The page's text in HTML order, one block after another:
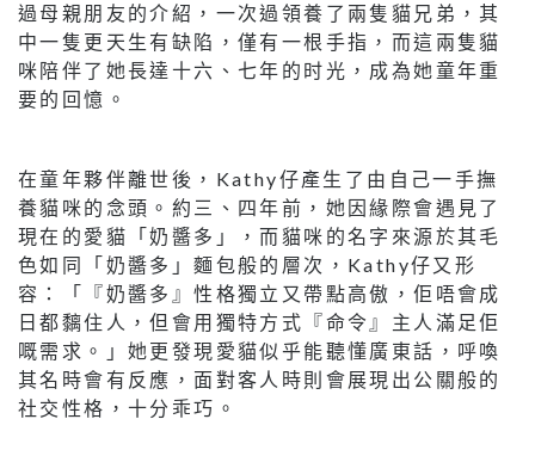
過母親朋友的介紹，一次過領養了兩隻貓兄弟，其
中一隻更天生有缺陷，僅有一根手指，而這兩隻貓
咪陪伴了她長達十六、七年的时光，成為她童年重
要的回憶。
在童年夥伴離世後，Kathy仔產生了由自己一手撫
養貓咪的念頭。約三、四年前，她因緣際會遇見了
現在的愛貓「奶醬多」，而貓咪的名字來源於其毛
色如同「奶醬多」麵包般的層次，Kathy仔又形
容：「『奶醬多』性格獨立又帶點高傲，佢唔會成
日都黐住人，但會用獨特方式『命令』主人滿足佢
嘅需求。」她更發現愛貓似乎能聽懂廣東話，呼喚
其名時會有反應，面對客人時則會展現出公關般的
社交性格，十分乖巧。